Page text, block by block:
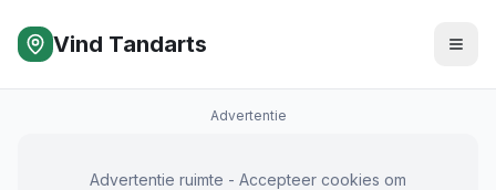
Vind Tandarts
Advertentie
Advertentie ruimte - Accepteer cookies om